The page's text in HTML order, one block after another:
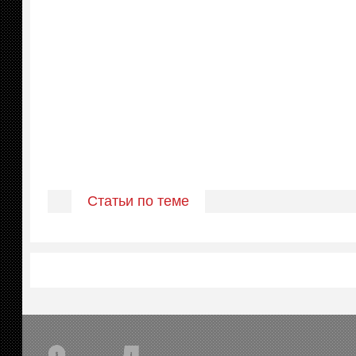
Статьи по теме